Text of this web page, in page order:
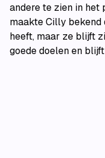
andere te zien in het
maakte Cilly bekend
heeft, maar ze blijft
goede doelen en